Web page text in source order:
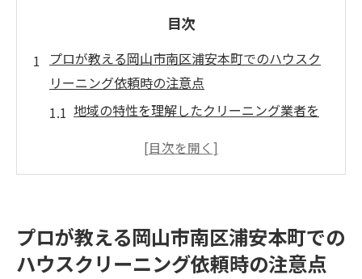
目次
プロが教える岡山市南区浦安本町でのハウスク
リーニング依頼時の注意点
地域の特性を理解したクリーニング業者を
依頼前にチェックすべき清掃エリアの優先
清掃内容と利用目的を明確にする重要性
季節ごとのクリーニングニーズの違い
プロが教える岡山市南区浦安本町での
ハウスクリーニング依頼時の注意点